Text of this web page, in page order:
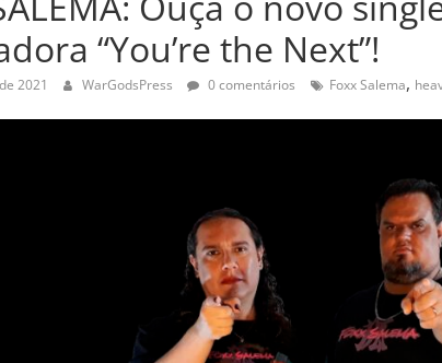
“You’re the Next”!
2021 WarGodsPress 0 comentários Foxx Salema,